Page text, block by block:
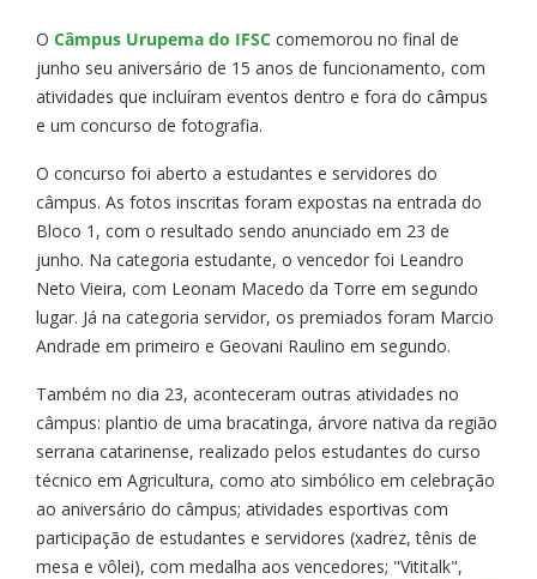
O Câmpus Urupema do IFSC comemorou no final de
junho seu aniversário de 15 anos de funcionamento, com
atividades que incluíram eventos dentro e fora do câmpus
e um concurso de fotografia.
O concurso foi aberto a estudantes e servidores do
câmpus. As fotos inscritas foram expostas na entrada do
Bloco 1, com o resultado sendo anunciado em 23 de
junho. Na categoria estudante, o vencedor foi Leandro
Neto Vieira, com Leonam Macedo da Torre em segundo
lugar. Já na categoria servidor, os premiados foram Marcio
Andrade em primeiro e Geovani Raulino em segundo.
Também no dia 23, aconteceram outras atividades no
câmpus: plantio de uma bracatinga, árvore nativa da região
serrana catarinense, realizado pelos estudantes do curso
técnico em Agricultura, como ato simbólico em celebração
ao aniversário do câmpus; atividades esportivas com
participação de estudantes e servidores (xadrez, tênis de
mesa e vôlei), com medalha aos vencedores; "Vititalk",